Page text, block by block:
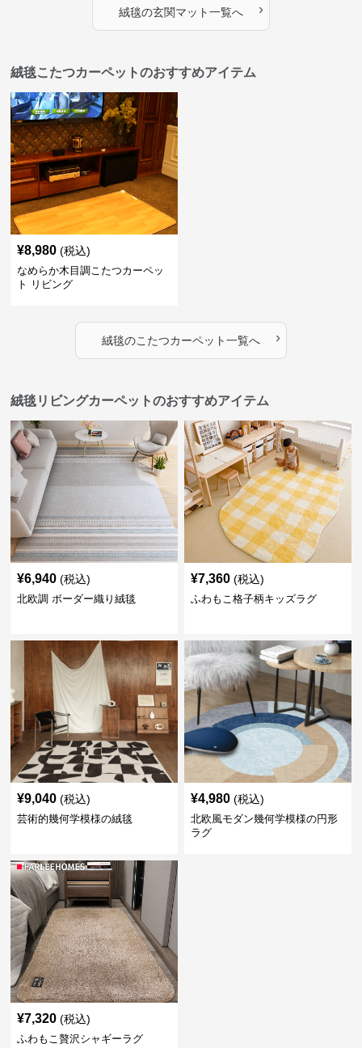
絨毯の玄関マット一覧へ ›
絨毯こたつカーペットのおすすめアイテム
¥8,980 (税込)
なめらか木目調こたつカーペッ
ト リビング
絨毯のこたつカーペット一覧へ ›
絨毯リビングカーペットのおすすめアイテム
¥6,940 (税込)
北欧調 ボーダー織り絨毯
¥7,360 (税込)
ふわもこ格子柄キッズラグ
¥9,040 (税込)
芸術的幾何学模様の絨毯
¥4,980 (税込)
北欧風モダン幾何学模様の円形
ラグ
¥7,320 (税込)
ふわもこ贅沢シャギーラグ